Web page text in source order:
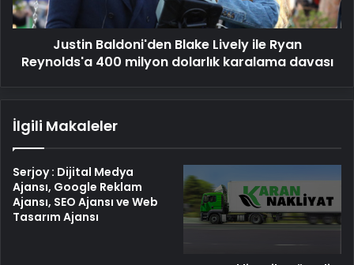
400
milyon
karalama
Justin Baldoni'den Blake Lively ile Ryan
Reynolds'a 400 milyon dolarlık karalama davası
İlgili Makaleler
Serjoy : Dijital Medya
Ajansı, Google Reklam
Ajansı, SEO Ajansı ve Web
Tasarım Ajansı